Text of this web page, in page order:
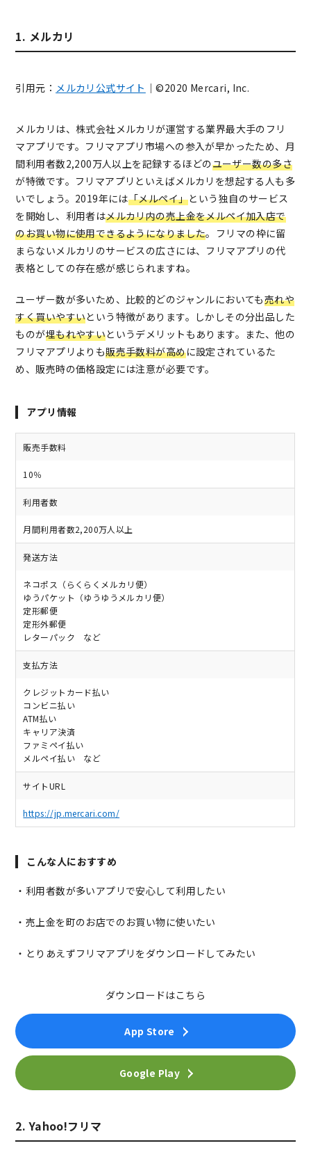
1. メルカリ
引用元： メルカリ公式サイト ｜©2020 Mercari, Inc.
メルカリは、株式会社メルカリが運営する業界最大手のフリ
マアプリです。フリマアプリ市場への参入が早かったため、月
間利用者数2,200万人以上を記録するほどのユーザー数の多さ
が特徴です。フリマアプリといえばメルカリを想起する人も多
いでしょう。 2019年には「メルペイ」という独自のサービス
を開始し、利用者はメルカリ内の売上金をメルペイ加入店で
のお買い物に使用できるようになりました。フリマの枠に留
まらないメルカリのサービスの広さには、フリマアプリの代
表格としての存在感が感じられますね。
ユーザー数が多いため、比較的どのジャンルにおいても売れや
すく買いやすいという特徴があります。しかしその分出品した
ものが埋もれやすいというデメリットもあります。また、他の
フリマアプリよりも販売手数料が高めに設定されているた
め、販売時の価格設定には注意が必要です。
アプリ情報
販売手数料
10％
利用者数
月間利用者数2,200万人以上
発送方法
ネコポス（らくらくメルカリ便）
ゆうパケット（ゆうゆうメルカリ便）
定形郵便
定形外郵便
レターパック など
支払方法
クレジットカード払い
コンビニ払い
ATM払い
キャリア決済
ファミペイ払い
メルペイ払い など
サイトURL
https://jp.mercari.com/
こんな人におすすめ
・利用者数が多いアプリで安心して利用したい
・売上金を町のお店でのお買い物に使いたい
・とりあえずフリマアプリをダウンロードしてみたい
ダウンロードはこちら
App Store
Google Play
2. Yahoo!フリマ